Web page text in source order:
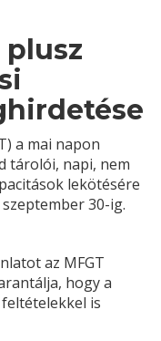
plusz
a mai napon
tárolói, napi, nem
lekötésére
30-ig.
az MFGT
hogy a
is